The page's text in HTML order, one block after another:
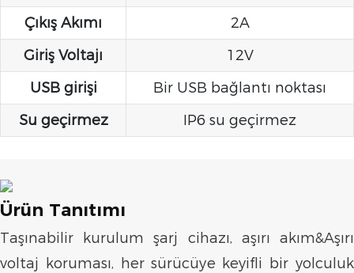
Çıkış Akımı
2A
Giriş Voltajı
12V
USB girişi
Bir USB bağlantı noktası
Su geçirmez
IP6 su geçirmez
Ürün Tanıtımı
Taşınabilir kurulum şarj cihazı, aşırı akım&Aşırı
voltaj koruması, her sürücüye keyifli bir yolculuk